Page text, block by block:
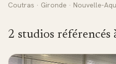
Coutras · Gironde · Nouvelle-
2 studios référencés